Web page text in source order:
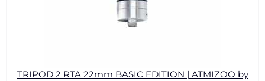
TRIPOD 2 RTA 22mm BASIC EDITION | ATMIZOO by